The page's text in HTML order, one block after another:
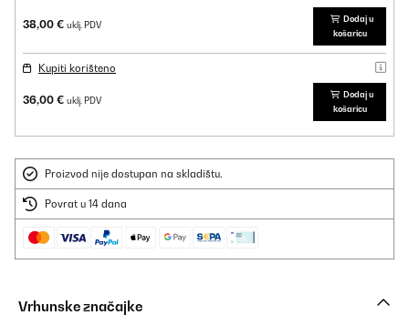
38,00 € uklj. PDV
Dodaj u
košaricu
Kupiti korišteno
36,00 € uklj. PDV
Dodaj u
košaricu
Proizvod nije dostupan na skladištu.
Povrat u 14 dana
Vrhunske značajke